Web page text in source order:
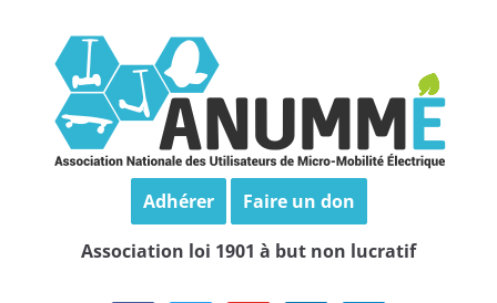
contenu
Adhérer Faire un don
Association loi 1901 à but non lucratif